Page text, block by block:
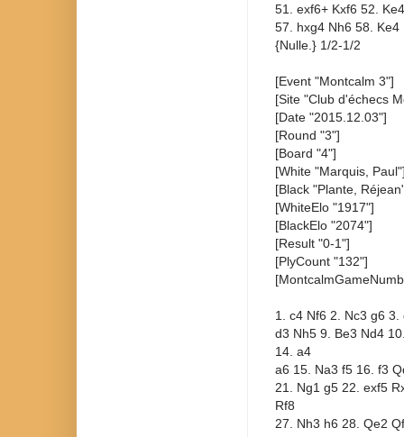
51. exf6+ Kxf6 52.
57. hxg4 Nh6 58.
{Nulle.} 1/2-1/2
[Event "Montcalm 3"]
[Site "Club d'échecs
[Date "2015.12.03"]
[Round "3"]
[Board "4"]
[White "Marquis,
[Black "Plante,
[WhiteElo "1917"]
[BlackElo "2074"]
[Result "0-1"]
[PlyCount "132"]
1. c4 Nf6 2. Nc3 g6
d3 Nh5 9. Be3 Nd4
14. a4
a6 15. Na3 f5 16. f3
21. Ng1 g5 22. exf5
Rf8
27. Nh3 h6 28. Qe2